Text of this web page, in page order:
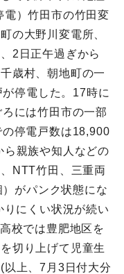
電）竹田市の竹田変
の大野川変電所、
2日正午過ぎから
歳村、朝地町の一
停電した。17時に
には竹田市の一部
停電戸数は18,900
ら親族や知人などの
NTT竹田、三重両
がパンク状態にな
にくい状況が続い
校では豊肥地区を
切り上げて児童生
上、7月3日付大分